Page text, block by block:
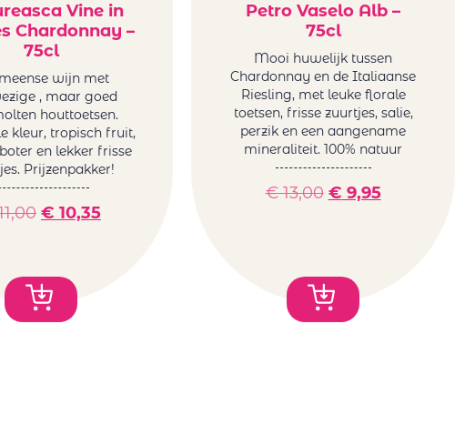
Vine in
Chardonnay –
75cl
wijn met
, maar goed
houttoetsen.
kleur, tropisch fruit,
en lekker frisse
Prijzenpakker!
€ 10,35
Petro Vaselo Alb –
75cl
Mooi huwelijk tussen
Chardonnay en de Italiaanse
Riesling, met leuke florale
toetsen, frisse zuurtjes, salie,
perzik en een aangename
mineraliteit. 100% natuur
€13,00 € 9,95